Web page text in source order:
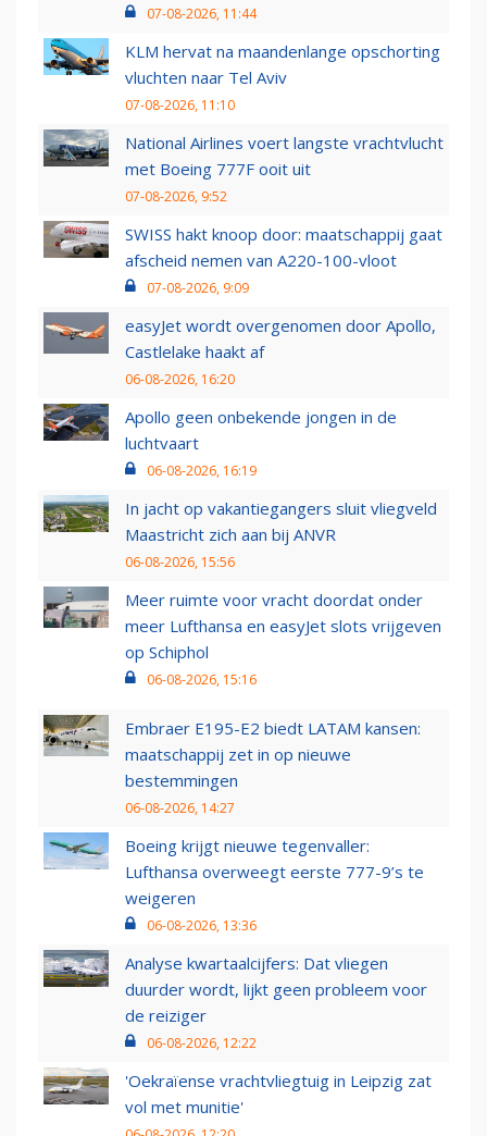
07-08-2026, 11:44
KLM hervat na maandenlange opschorting
vluchten naar Tel Aviv
07-08-2026, 11:10
National Airlines voert langste vrachtvlucht
met Boeing 777F ooit uit
07-08-2026, 9:52
SWISS hakt knoop door: maatschappij gaat
afscheid nemen van A220-100-vloot
07-08-2026, 9:09
easyJet wordt overgenomen door Apollo,
Castlelake haakt af
06-08-2026, 16:20
Apollo geen onbekende jongen in de
luchtvaart
06-08-2026, 16:19
In jacht op vakantiegangers sluit vliegveld
Maastricht zich aan bij ANVR
06-08-2026, 15:56
Meer ruimte voor vracht doordat onder
meer Lufthansa en easyJet slots vrijgeven
op Schiphol
06-08-2026, 15:16
Embraer E195-E2 biedt LATAM kansen:
maatschappij zet in op nieuwe
bestemmingen
06-08-2026, 14:27
Boeing krijgt nieuwe tegenvaller:
Lufthansa overweegt eerste 777-9’s te
weigeren
06-08-2026, 13:36
Analyse kwartaalcijfers: Dat vliegen
duurder wordt, lijkt geen probleem voor
de reiziger
06-08-2026, 12:22
'Oekraïense vrachtvliegtuig in Leipzig zat
vol met munitie'